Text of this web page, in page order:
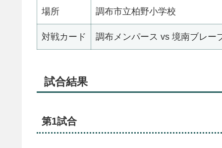
場所 調布市立柏野小学校
対戦カード 調布メンパース vs 境南ブレー
試合結果
第1試合